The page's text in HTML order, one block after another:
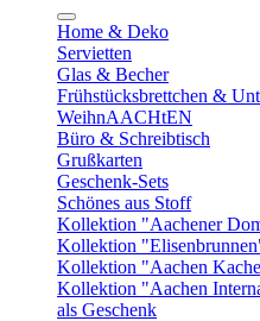
Home & Deko
Servietten
Glas & Becher
Frühstücksbrettchen &
WeihnAACHtEN
Büro & Schreibtisch
Grußkarten
Geschenk-Sets
Schönes aus Stoff
Kollektion "Aachener
Kollektion
Kollektion "Aachen
Kollektion "Aachen
als Geschenk